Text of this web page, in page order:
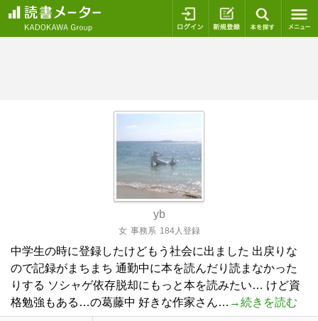
ログイン 新規登録
yb
女 事務系 184人登録
中学生の時に登録したけどもう社会に出ました 出戻りな
ので記録がまちまち 通勤中に本を読んだり読まなかった
りする ソシャゲ依存脱却にもっと本を読みたい… けど資
格勉強もある…の葛藤中 好きな作家さん… →続きを読む